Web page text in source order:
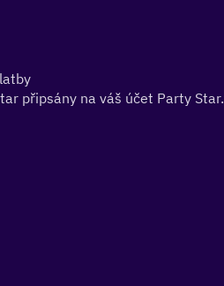
připsány na váš účet Party Star.